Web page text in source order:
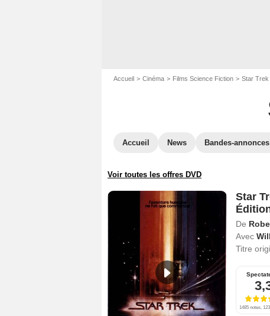
Accueil Cinéma Films Science Fiction Star Trek
Accueil News Bandes-annonces
Voir toutes les offres DVD
Star
De
Avec
Titre
1485 notes,